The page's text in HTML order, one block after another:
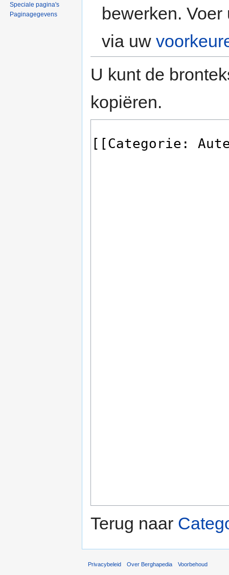
bewerken.
via uw
U kunt de
kopiëren.
Terug naar
Speciale pagina's
Paginagegevens
Privacybeleid Over Berghapedia Voorbehoud